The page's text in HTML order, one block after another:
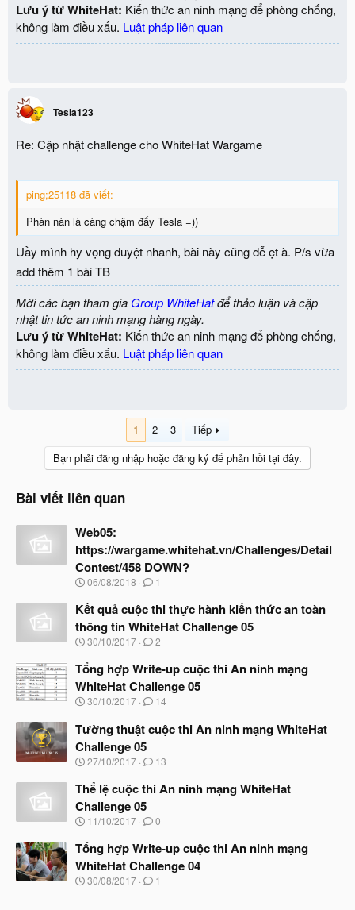
Lưu ý từ WhiteHat: Kiến thức an ninh mạng để phòng chống,
không làm điều xấu. Luật pháp liên quan
Tesla123
Re: Cập nhật challenge cho WhiteHat Wargame
ping;25118 đã viết:
Phàn nàn là càng chậm đấy Tesla =))
Uầy mình hy vọng duyệt nhanh, bài này cũng dễ ẹt à. P/s vừa
add thêm 1 bài TB
Mời các bạn tham gia Group WhiteHatđể thảo luận và cập
nhật tin tức an ninh mạng hàng ngày.
Lưu ý từ WhiteHat: Kiến thức an ninh mạng để phòng chống,
không làm điều xấu. Luật pháp liên quan
1 2 3
Tiếp
Bạn phải đăng nhập hoặc đăng ký để phản hồi tại đây.
Bài viết liên quan
Web05:
https://wargame.whitehat.vn/Challenges/Detail
Contest/458 DOWN?
N
à
b
ắ
đ
ầ
u
06/08/2018 1
Kết quả cuộc thi thực hành kiến thức an toàn
thông tin WhiteHat Challenge 05
N
à
b
ắ
đ
ầ
u
30/10/2017 2
Tổng hợp Write-up cuộc thi An ninh mạng
WhiteHat Challenge 05
N
à
y
b
ắ
đ
ầ
u
30/10/2017 14
Tường thuật cuộc thi An ninh mạng WhiteHat
Challenge 05
N
à
b
ắ
đ
ầ
u
27/10/2017 13
Thể lệ cuộc thi An ninh mạng WhiteHat
Challenge 05
N
à
b
ắ
11/10/2017 0
Tổng hợp Write-up cuộc thi An ninh mạng
WhiteHat Challenge 04
N
30/08/2017 1